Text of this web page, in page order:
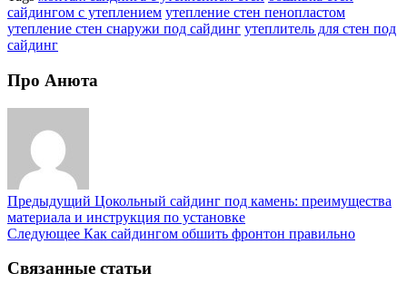
сайдингом с утеплением утепление стен пенопластом
утепление стен снаружи под сайдинг утеплитель для стен под
сайдинг
Про Анюта
Предыдущий Цокольный сайдинг под камень: преимущества
материала и инструкция по установке
Следующее Как сайдингом обшить фронтон правильно
Связанные статьи